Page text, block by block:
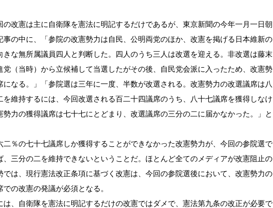
改憲は主に自衛隊を憲法に明記するだけであるが、東京新聞の今年一月一日朝
の中に、「参院の改憲勢力は自民、公明両党のほか、改憲を掲げる日本維新の
な無所属議員四人と判断した。四人のうち三人は改選を迎える。非改選は藤末
（当時）から立候補して当選したがその後、自民党会派に入ったため、改憲勢
なる。」「参院選は三年に一度、半数が改選される。改憲勢力の改選議席は八
維持するには、今回改選される百二十四議席のうち、八十七議席を獲得しなけ
力の獲得議席は七十七にとどまり、改選議席の三分の二に届かなかった。」と
％の七十七議席しか獲得することができなかった改憲勢力が、今回の参院選で
三分の二を維持できないということだ。ほとんど全てのメディアが改憲阻止の
は、現行憲法改正条項に基づく改憲は、今回の参院選後において、改憲勢力の
の改憲の発議が必須となる。
、自衛隊を憲法に明記するだけの改憲ではダメで、憲法第九条の改正が必要で